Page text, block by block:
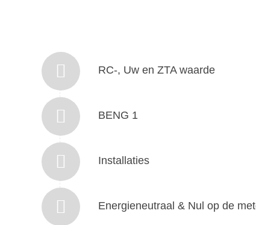
RC-, Uw en ZTA waarde
BENG 1
Installaties
Energieneutraal & Nul op de